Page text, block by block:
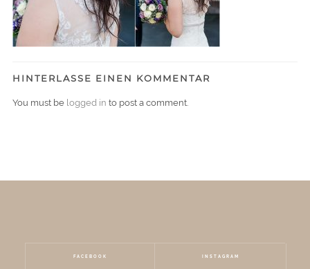
HINTERLASSE EINEN KOMMENTAR
You must be logged in to post a comment.
FACEBOOK INSTAGRAM